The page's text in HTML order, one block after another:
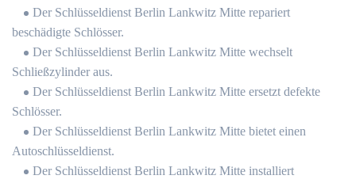
Der Schlüsseldienst Berlin Lankwitz Mitte repariert
beschädigte Schlösser.
Der Schlüsseldienst Berlin Lankwitz Mitte wechselt
Schließzylinder aus.
Der Schlüsseldienst Berlin Lankwitz Mitte ersetzt defekte
Schlösser.
Der Schlüsseldienst Berlin Lankwitz Mitte bietet einen
Autoschlüsseldienst.
Der Schlüsseldienst Berlin Lankwitz Mitte installiert